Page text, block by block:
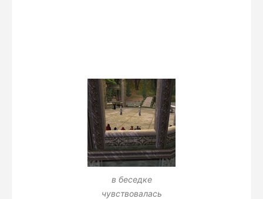
в беседке
чувствовалась